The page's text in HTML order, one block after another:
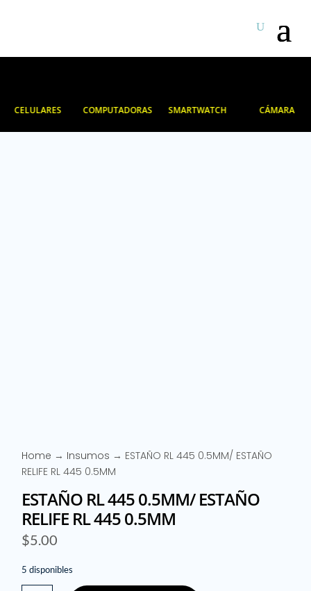
CELULARES COMPUTADORAS SMARTWATCH CÁMARA
Home → Insumos → ESTAÑO RL 445 0.5MM/ ESTAÑO
RELIFE RL 445 0.5MM
ESTAÑO RL 445 0.5MM/ ESTAÑO
RELIFE RL 445 0.5MM
$5.00
5 disponibles